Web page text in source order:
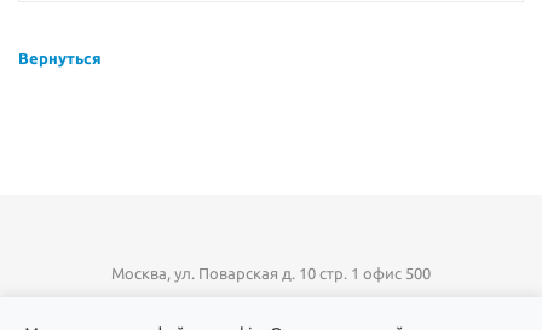
Вернуться
Москва, ул. Поварская д. 10 стр. 1 офис 500